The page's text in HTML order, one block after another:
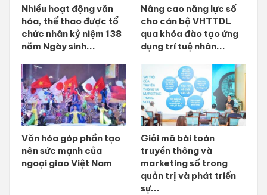
Nhiều hoạt động văn
hóa, thể thao được tổ
chức nhân kỷ niệm 138
năm Ngày sinh...
Nâng cao năng lực số
cho cán bộ VHTTDL
qua khóa đào tạo ứng
dụng trí tuệ nhân...
Văn hóa góp phần tạo
nên sức mạnh của
ngoại giao Việt Nam
Giải mã bài toán
truyền thông và
marketing số trong
quản trị và phát triển
sự...